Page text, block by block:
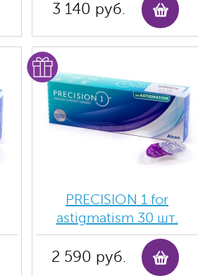
3 140 руб.
PRECISION 1 for
astigmatism 30 шт.
2 590 руб.